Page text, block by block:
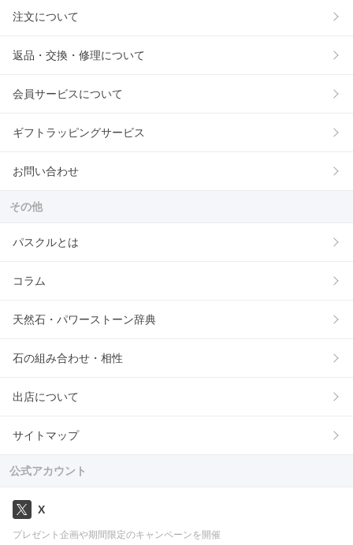
注文について
返品・交換・修理について
会員サービスについて
ギフトラッピングサービス
お問い合わせ
その他
パスクルとは
コラム
天然石・パワーストーン辞典
石の組み合わせ・相性
出店について
サイトマップ
公式アカウント
X
プレゼント企画や期間限定のキャンペーンを開催